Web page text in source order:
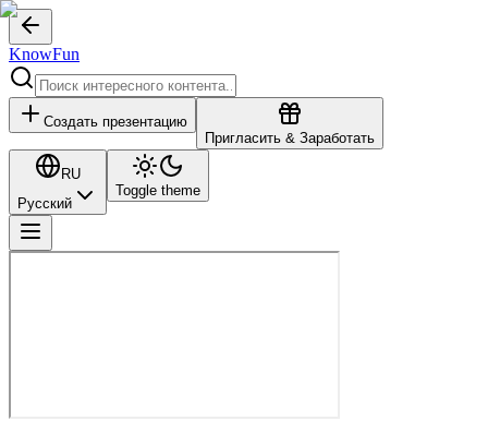
KnowFun
Создать презентацию
Пригласить & Заработать
RU
Русский
Toggle theme